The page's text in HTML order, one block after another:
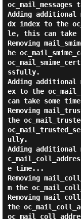
Adding additional
dx index to the
le, this can take
Removing
he
ssfully.
Adding additional
ex to the
can take some
Removing
the
ully.
Adding
e time...
Removing
m the
Removing
the